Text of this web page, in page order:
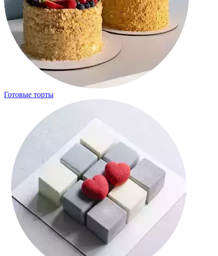
Готовые торты